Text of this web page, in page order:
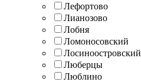
Лефортово
Лианозово
Лобня
Ломоносовский
Лосиноостровский
Люберцы
Люблино